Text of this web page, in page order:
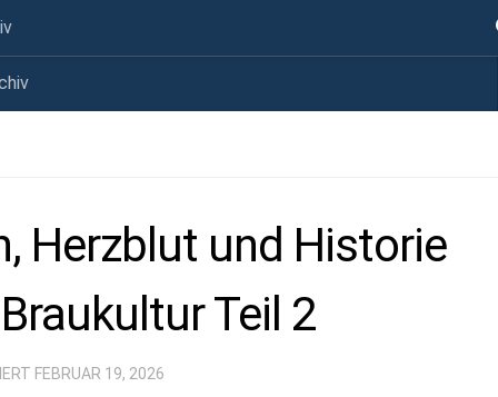
Herzblut und Historie
Teil 2
FEBRUAR 19, 2026